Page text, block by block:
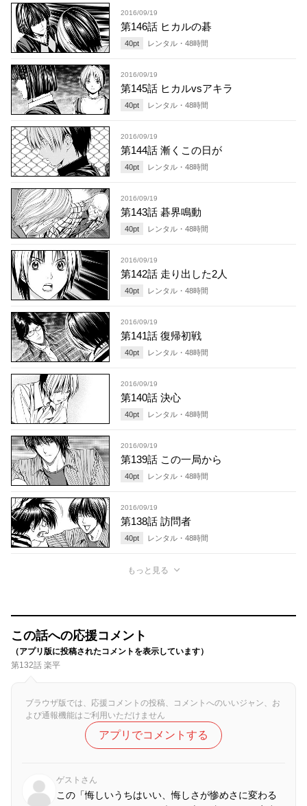
2016/09/19
第146話 ヒカルの碁
40pt レンタル・ 48時間
2016/09/19
第145話 ヒカルvsアキラ
40pt レンタル・ 48時間
2016/09/19
第144話 漸くこの日が
40pt レンタル・ 48時間
2016/09/19
第143話 碁界鳴動
40pt レンタル・ 48時間
2016/09/19
第142話 走り出した2人
40pt レンタル・ 48時間
2016/09/19
第141話 復帰初戦
40pt レンタル・ 48時間
2016/09/19
第140話 決心
40pt レンタル・ 48時間
2016/09/19
第139話 この一局から
40pt レンタル・ 48時間
2016/09/19
第138話 訪問者
40pt レンタル・ 48時間
もっと見る
この話への応援コメント
（アプリ版に投稿されたコメントを表示しています）
第132話 楽平
ブラウザ版では、応援コメントの投稿、コメントへのいいジャン、お
よび通報機能はご利用いただけません
アプリでコメントする
ゲストさん
この「悔しいうちはいい、悔しさが惨めさに変わる